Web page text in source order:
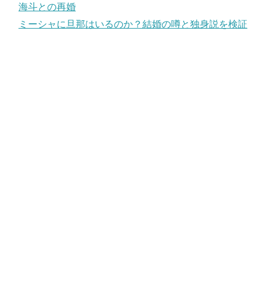
海斗との再婚
ミーシャに旦那はいるのか？結婚の噂と独身説を検証